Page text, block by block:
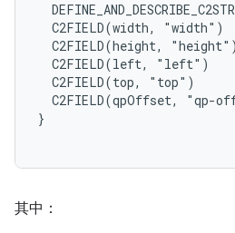
  C2FIELD(width, "width")
  C2FIELD(height, "height")
  C2FIELD(left, "left")
  C2FIELD(top, "top")
C2FIELD(qpOffset, "qp-
}
其中：